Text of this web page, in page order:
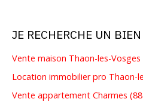
JE RECHERCHE UN BIEN
Vente maison Thaon-les-Vosges
Location immobilier pro Thaon-
Vente appartement Charmes